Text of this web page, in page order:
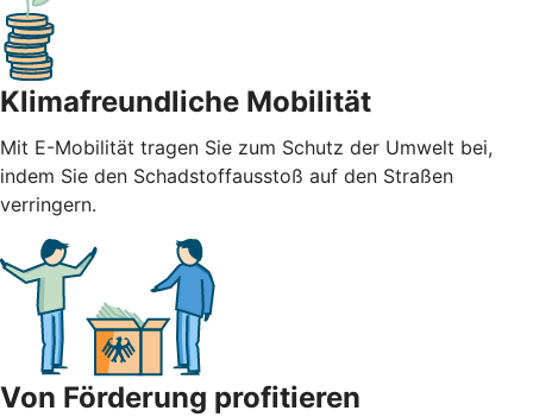
Klimafreundliche Mobilität
Mit E-Mobilität tragen Sie zum Schutz der Umwelt bei,
indem Sie den Schadstoffausstoß auf den Straßen
verringern.
Von Förderung profitieren